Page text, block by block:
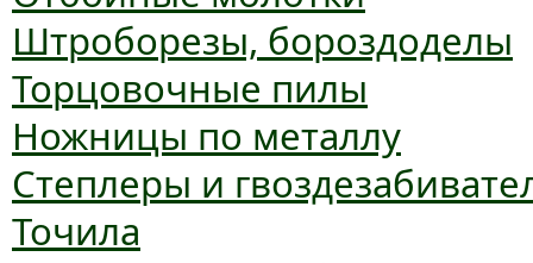
Штроборезы, бороздоделы
Торцовочные пилы
Ножницы по металлу
Степлеры и
Точила